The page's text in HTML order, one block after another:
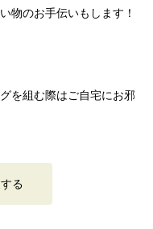
物のお手伝いもします！
を組む際はご自宅にお邪
る